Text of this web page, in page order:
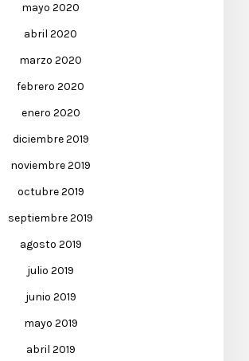
mayo 2020
abril 2020
marzo 2020
febrero 2020
enero 2020
diciembre 2019
noviembre 2019
octubre 2019
septiembre 2019
agosto 2019
julio 2019
junio 2019
mayo 2019
abril 2019